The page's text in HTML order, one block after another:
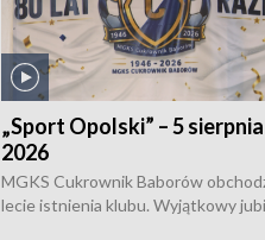
„Sport Opolski” – 5 sierpnia
2026
MGKS Cukrownik Baborów
lecie istnienia klubu. Wyjątkowy